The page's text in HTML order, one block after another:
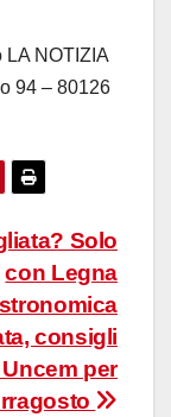
LA NOTIZIA
94 – 80126
Solo
con Legna
consigli
per